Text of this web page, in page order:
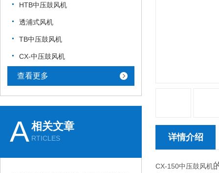
HTB中压鼓风机
透浦式风机
TB中压鼓风机
CX-中压鼓风机
查看更多
A相关文章
RTICLES 详情介绍
CX-150中压鼓风机